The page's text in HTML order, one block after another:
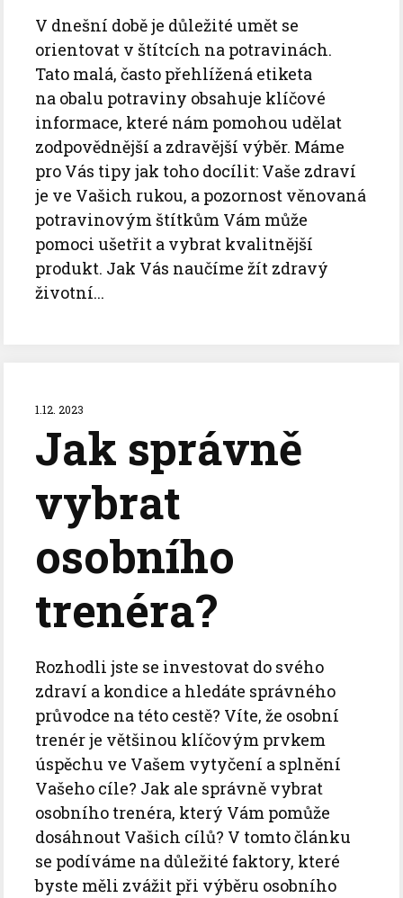
V dnešní době je důležité umět se
orientovat v štítcích na potravinách.
Tato malá, často přehlížená etiketa
na obalu potraviny obsahuje klíčové
informace, které nám pomohou udělat
zodpovědnější a zdravější výběr. Máme
pro Vás tipy jak toho docílit: Vaše zdraví
je ve Vašich rukou, a pozornost věnovaná
potravinovým štítkům Vám může
pomoci ušetřit a vybrat kvalitnější
produkt. Jak Vás naučíme žít zdravý
životní...
1.12. 2023
Jak správně
vybrat
osobního
trenéra?
Rozhodli jste se investovat do svého
zdraví a kondice a hledáte správného
průvodce na této cestě? Víte, že osobní
trenér je většinou klíčovým prvkem
úspěchu ve Vašem vytyčení a splnění
Vašeho cíle? Jak ale správně vybrat
osobního trenéra, který Vám pomůže
dosáhnout Vašich cílů? V tomto článku
se podíváme na důležité faktory, které
byste měli zvážit při výběru osobního